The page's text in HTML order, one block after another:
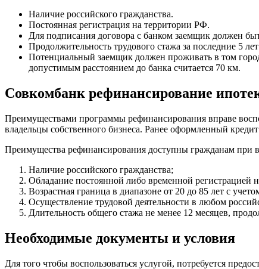
Наличие российского гражданства.
Постоянная регистрация на территории РФ.
Для подписания договора с банком заемщик должен
Продолжительность трудового стажа за последние 5
Потенциальный заемщик должен проживать в том
допустимым расстоянием до банка считается 70 км.
Совкомбанк рефинансирование
Преимуществами программы рефинансирования вправе
владельцы собственного бизнеса. Ранее оформленный
Преимущества рефинансирования доступны гражданам
Наличие российского гражданства;
Обладание постоянной либо временной регистрацией
Возрастная граница в диапазоне от 20 до 85 лет с
Осуществление трудовой деятельности в любом
Длительность общего стажа не менее 12 месяцев,
Необходимые документы и условия
Для того чтобы воспользоваться услугой, потребуется